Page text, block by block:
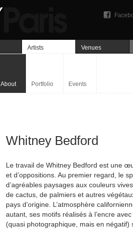
Artists Venues
About Portfolio Events
Whitney Bedford
Le travail de Whitney Bedford est une
et d’oppositions. Au premier regard, le
d’agréables paysages aux couleurs
de cactus, de palmiers et autres
pays d’origine. L’atmosphère
autant, ses motifs réalisés à l’encre
(quasi photographique, mais en négatif)